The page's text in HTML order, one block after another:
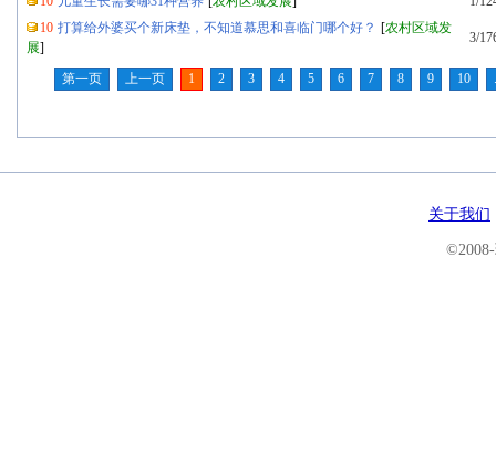
10 打算给外婆买个新床垫，不知道慕思和喜临门哪个好？ [农村区域发
展]
3/
第一页 上一页 1 2 3 4 5 6 7 8 9 10
关于我们